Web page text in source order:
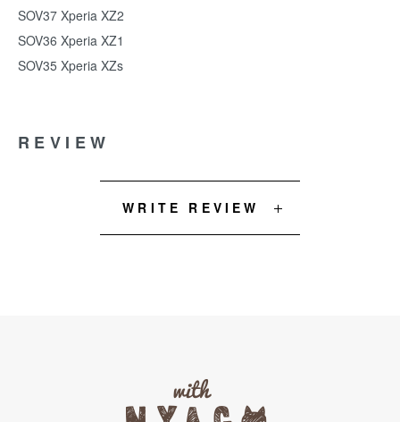
SOV37 Xperia XZ2
SOV36 Xperia XZ1
SOV35 Xperia XZs
REVIEW
WRITE REVIEW